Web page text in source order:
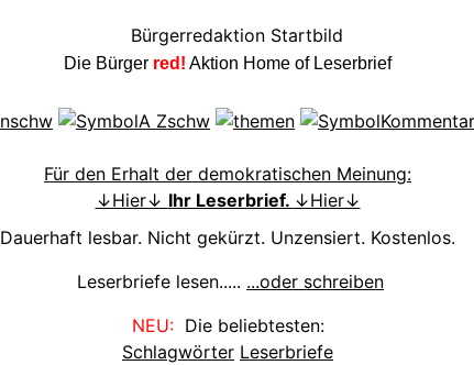
Die Bürger red! Aktion Home of Leserbrief
Für den Erhalt der demokratischen Meinung:
↓Hier↓ Ihr Leserbrief. ↓Hier↓
Dauerhaft lesbar. Nicht gekürzt. Unzensiert. Kostenlos.
Leserbriefe lesen..... ...oder schreiben
NEU:Die beliebtesten:
Schlagwörter Leserbriefe